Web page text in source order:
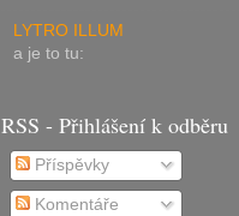
LYTRO ILLUM
a je to tu:
RSS - Přihlášení k odběru
Příspěvky
Komentáře